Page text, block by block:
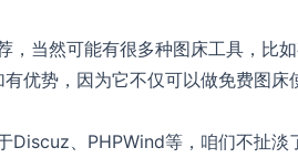
当然可能有很多种图床工具，比
优势，因为它不仅可以做免费图床
、PHPWind等，咱们不扯淡